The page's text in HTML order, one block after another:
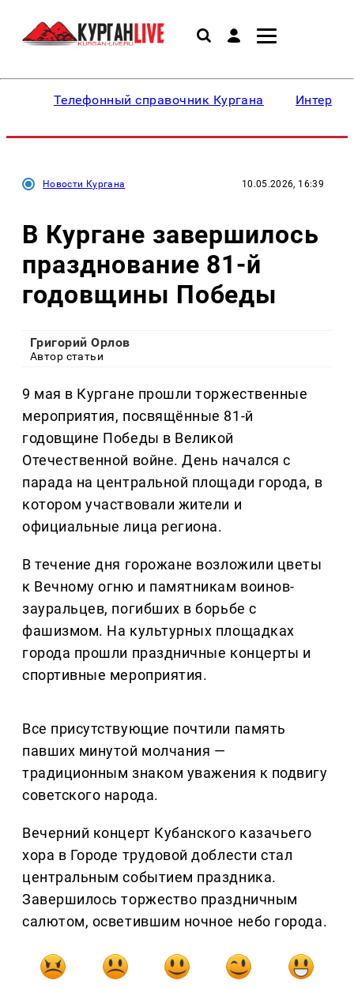
Телефонный справочник Кургана
Новости Кургана 10.05.2026, 16:39
В Кургане завершилось
празднование 81-й
годовщины Победы
Григорий Орлов
Автор статьи
9 мая в Кургане прошли торжественные
мероприятия, посвящённые 81-й
годовщине Победы в Великой
Отечественной войне. День начался с
парада на центральной площади города, в
котором участвовали жители и
официальные лица региона.
В течение дня горожане возложили цветы
к Вечному огню и памятникам воинов-
зауральцев, погибших в борьбе с
фашизмом. На культурных площадках
города прошли праздничные концерты и
спортивные мероприятия.
Все присутствующие почтили память
павших минутой молчания —
традиционным знаком уважения к подвигу
советского народа.
Вечерний концерт Кубанского казачьего
хора в Городе трудовой доблести стал
центральным событием праздника.
Завершилось торжество праздничным
салютом, осветившим ночное небо города.